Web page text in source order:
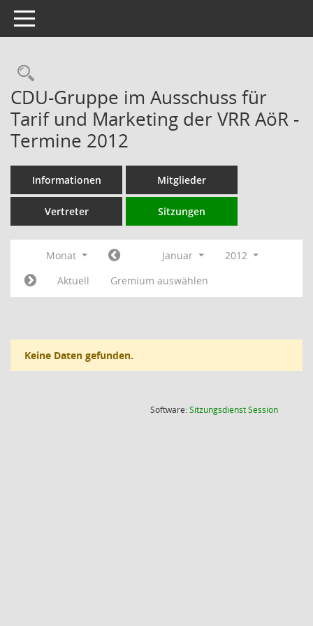
Toggle navigation
Rechercheauswahl
CDU-Gruppe im Ausschuss für
Tarif und Marketing der VRR AöR -
Termine 2012
Informationen Mitglieder
Vertreter Sitzungen
Monat Januar
2012
Aktuell
Gremium auswählen
Keine Daten gefunden.
Software:SitzungsdienstSession(Wird in